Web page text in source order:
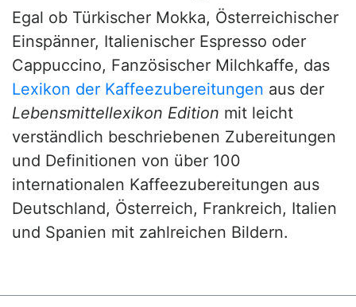
Egal ob Türkischer Mokka, Österreichischer
Einspänner, Italienischer Espresso oder
Cappuccino, Fanzösischer Milchkaffe, das
Lexikon der Kaffeezubereitungen aus der
Lebensmittellexikon Edition mit leicht
verständlich beschriebenen Zubereitungen
und Definitionen von über 100
internationalen Kaffeezubereitungen aus
Deutschland, Österreich, Frankreich, Italien
und Spanien mit zahlreichen Bildern.